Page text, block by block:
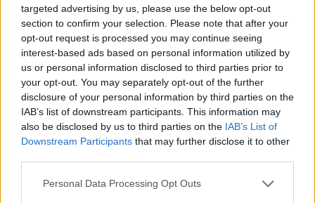
targeted advertising by us, please use the below opt-out
section to confirm your selection. Please note that after your
opt-out request is processed you may continue seeing
interest-based ads based on personal information utilized by
us or personal information disclosed to third parties prior to
your opt-out. You may separately opt-out of the further
disclosure of your personal information by third parties on the
IAB’s list of downstream participants. This information may
also be disclosed by us to third parties on the IAB’s List of
Downstream Participants that may further disclose it to other
Please note that this website/app uses one or more Google
Personal Data Processing Opt Outs